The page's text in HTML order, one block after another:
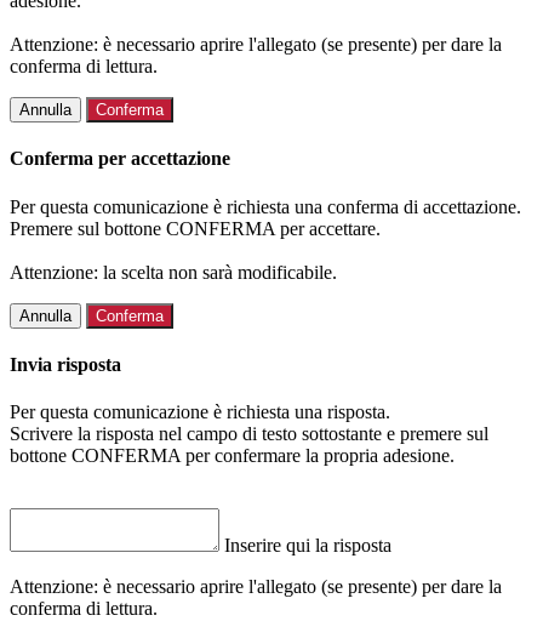
Attenzione: è necessario aprire l'allegato (se presente) per dare la
conferma di lettura.
Annulla Conferma
Conferma per accettazione
Per questa comunicazione è richiesta una conferma di accettazione.
Premere sul bottone CONFERMA per accettare.
Attenzione: la scelta non sarà modificabile.
Annulla Conferma
Invia risposta
Per questa comunicazione è richiesta una risposta.
Scrivere la risposta nel campo di testo sottostante e premere sul
bottone CONFERMA per confermare la propria adesione.
Inserire qui la risposta
Attenzione: è necessario aprire l'allegato (se presente) per dare la
conferma di lettura.